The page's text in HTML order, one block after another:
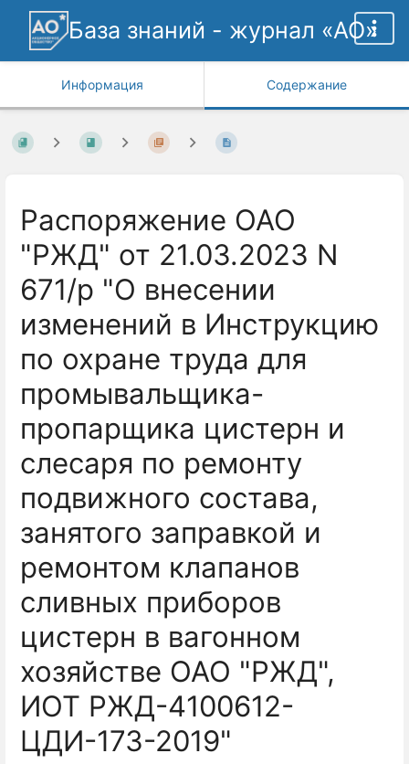
База знаний - журнал «АО»
Информация Содержание
Распоряжение ОАО
"РЖД" от 21.03.2023 N
671/р "О внесении
изменений в Инструкцию
по охране труда для
промывальщика-
пропарщика цистерн и
слесаря по ремонту
подвижного состава,
занятого заправкой и
ремонтом клапанов
сливных приборов
цистерн в вагонном
хозяйстве ОАО "РЖД",
ИОТ РЖД-4100612-
ЦДИ-173-2019"